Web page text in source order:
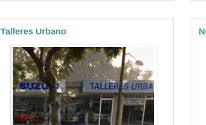
Talleres Urbano